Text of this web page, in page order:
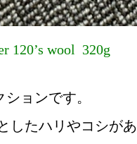
120’s wool 320g
ョンです。
したハリやコシが